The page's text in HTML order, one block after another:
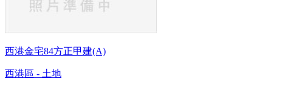
西港金宅84方正甲建(A)
西港區 - 土地